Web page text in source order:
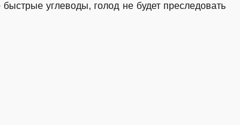
углеводы, голод не будет преследовать